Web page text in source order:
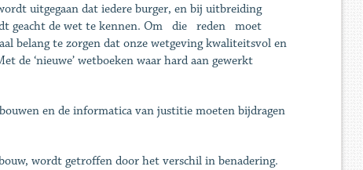
uitgegaan dat iedere burger, en bij uitbreiding
geacht de wet te kennen. Om die reden moet
te zorgen dat onze wetgeving kwaliteitsvol en
de ‘nieuwe’ wetboeken waar hard aan gewerkt
en de informatica van justitie moeten bijdragen
wordt getroffen door het verschil in benadering.